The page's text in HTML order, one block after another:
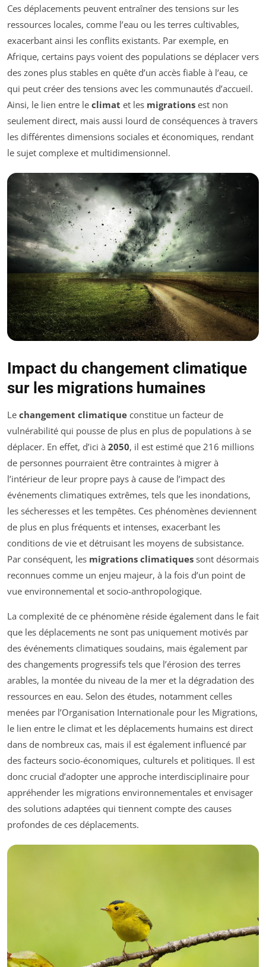
Ces déplacements peuvent entraîner des tensions sur les
ressources locales, comme l’eau ou les terres cultivables,
exacerbant ainsi les conflits existants. Par exemple, en
Afrique, certains pays voient des populations se déplacer vers
des zones plus stables en quête d’un accès fiable à l’eau, ce
qui peut créer des tensions avec les communautés d’accueil.
Ainsi, le lien entre le climat et les migrations est non
seulement direct, mais aussi lourd de conséquences à travers
les différentes dimensions sociales et économiques, rendant
le sujet complexe et multidimensionnel.
Impact du changement climatique
sur les migrations humaines
Le changement climatique constitue un facteur de
vulnérabilité qui pousse de plus en plus de populations à se
déplacer. En effet, d’ici à 2050, il est estimé que 216 millions
de personnes pourraient être contraintes à migrer à
l’intérieur de leur propre pays à cause de l’impact des
événements climatiques extrêmes, tels que les inondations,
les sécheresses et les tempêtes. Ces phénomènes deviennent
de plus en plus fréquents et intenses, exacerbant les
conditions de vie et détruisant les moyens de subsistance.
Par conséquent, les migrations climatiques sont désormais
reconnues comme un enjeu majeur, à la fois d’un point de
vue environnemental et socio-anthropologique.
La complexité de ce phénomène réside également dans le fait
que les déplacements ne sont pas uniquement motivés par
des événements climatiques soudains, mais également par
des changements progressifs tels que l’érosion des terres
arables, la montée du niveau de la mer et la dégradation des
ressources en eau. Selon des études, notamment celles
menées par l’Organisation Internationale pour les Migrations,
le lien entre le climat et les déplacements humains est direct
dans de nombreux cas, mais il est également influencé par
des facteurs socio-économiques, culturels et politiques. Il est
donc crucial d’adopter une approche interdisciplinaire pour
appréhender les migrations environnementales et envisager
des solutions adaptées qui tiennent compte des causes
profondes de ces déplacements.